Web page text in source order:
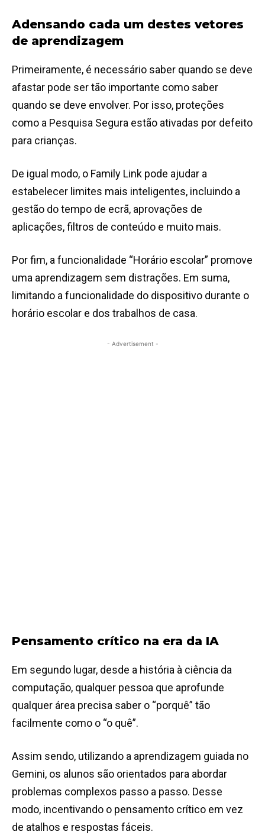
Adensando cada um destes vetores
de aprendizagem
Primeiramente, é necessário saber quando se deve
afastar pode ser tão importante como saber
quando se deve envolver. Por isso, proteções
como a Pesquisa Segura estão ativadas por defeito
para crianças.
De igual modo, o Family Link pode ajudar a
estabelecer limites mais inteligentes, incluindo a
gestão do tempo de ecrã, aprovações de
aplicações, filtros de conteúdo e muito mais.
Por fim, a funcionalidade “Horário escolar” promove
uma aprendizagem sem distrações. Em suma,
limitando a funcionalidade do dispositivo durante o
horário escolar e dos trabalhos de casa.
- Advertisement -
Pensamento crítico na era da IA
Em segundo lugar, desde a história à ciência da
computação, qualquer pessoa que aprofunde
qualquer área precisa saber o “porquê” tão
facilmente como o “o quê”.
Assim sendo, utilizando a aprendizagem guiada no
Gemini, os alunos são orientados para abordar
problemas complexos passo a passo. Desse
modo, incentivando o pensamento crítico em vez
de atalhos e respostas fáceis.